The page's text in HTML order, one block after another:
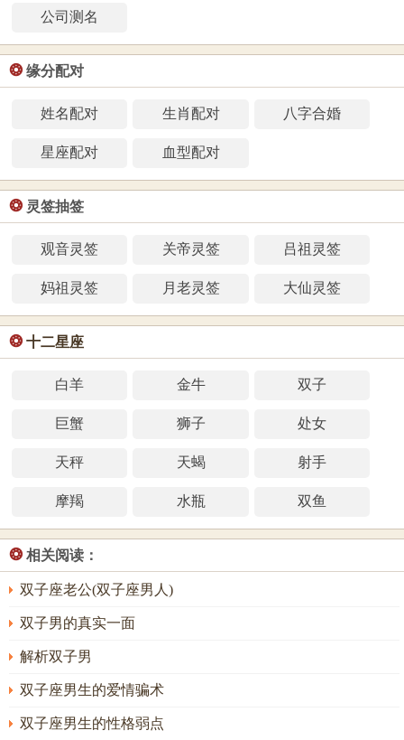
公司测名
❂ 缘分配对
姓名配对 生肖配对 八字合婚
星座配对 血型配对
❂ 灵签抽签
观音灵签 关帝灵签 吕祖灵签
妈祖灵签 月老灵签 大仙灵签
❂ 十二星座
白羊 金牛 双子
巨蟹 狮子 处女
天秤 天蝎 射手
摩羯 水瓶 双鱼
❂ 相关阅读：
双子座老公(双子座男人)
双子男的真实一面
解析双子男
双子座男生的爱情骗术
双子座男生的性格弱点